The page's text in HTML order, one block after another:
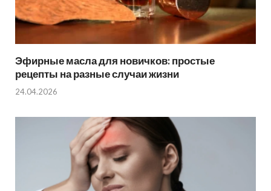
Эфирные масла для новичков: простые
рецепты на разные случаи жизни
24.04.2026